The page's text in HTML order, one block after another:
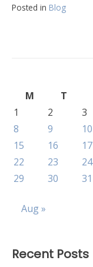
Posted in Blog
M
T
1
2 3
8
9 10
15
16 17
22
23 24
29
30 31
Aug »
Recent Posts